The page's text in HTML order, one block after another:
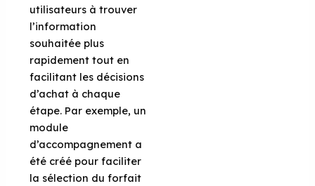
utilisateurs à trouver
l’information
souhaitée plus
rapidement tout en
facilitant les décisions
d’achat à chaque
étape. Par exemple, un
module
d’accompagnement a
été créé pour faciliter
la sélection du forfait